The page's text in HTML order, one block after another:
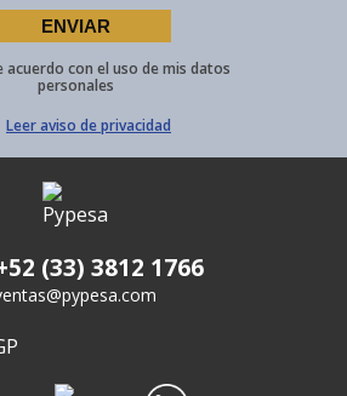
acuerdo con el uso de mis datos
personales
Leer aviso de privacidad
(33) 3812 1766